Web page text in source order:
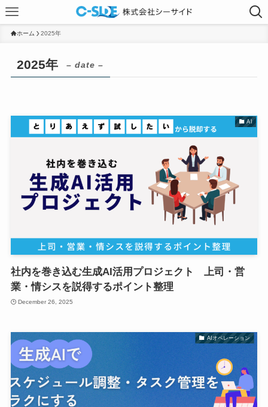
ホーム 2025年
2025年 – date –
AI
社内を巻き込む生成AI活用プロジェクト 上司・営
業・情シスを説得するポイント整理
December 26, 2025
AIオペレーション